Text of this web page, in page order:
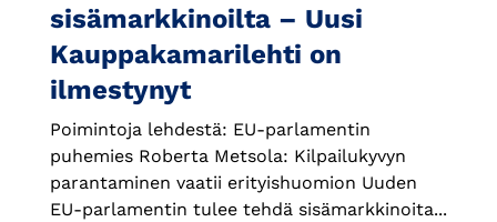
sisämarkkinoilta – Uusi
Kauppakamarilehti on
ilmestynyt
Poimintoja lehdestä: EU-parlamentin
puhemies Roberta Metsola: Kilpailukyvyn
parantaminen vaatii erityishuomion Uuden
EU-parlamentin tulee tehdä sisämarkkinoita...